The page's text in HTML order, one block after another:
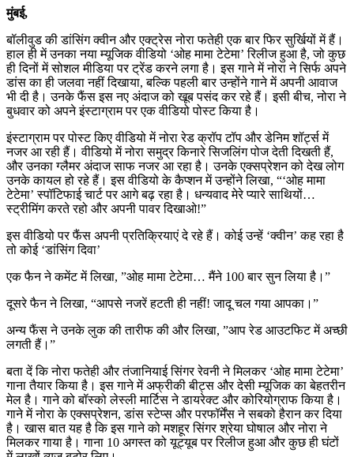
मुंबई,
बॉलीवुड की डांसिंग क्वीन और एक्ट्रेस नोरा फतेही एक बार फिर सुर्खियों में हैं।
हाल ही में उनका नया म्यूजिक वीडियो ‘ओह मामा टेटेमा’ रिलीज हुआ है, जो कुछ
ही दिनों में सोशल मीडिया पर ट्रेंड करने लगा है। इस गाने में नोरा ने सिर्फ अपने
डांस का ही जलवा नहीं दिखाया, बल्कि पहली बार उन्होंने गाने में अपनी आवाज
भी दी है। उनके फैंस इस नए अंदाज को खूब पसंद कर रहे हैं। इसी बीच, नोरा ने
बुधवार को अपने इंस्टाग्राम पर एक वीडियो पोस्ट किया है।
इंस्टाग्राम पर पोस्ट किए वीडियो में नोरा रेड क्रॉप टॉप और डेनिम शॉर्ट्स में
नजर आ रही हैं। वीडियो में नोरा समुद्र किनारे सिजलिंग पोज देती दिखती हैं,
और उनका ग्लैमर अंदाज साफ नजर आ रहा है। उनके एक्सप्रेशन को देख लोग
उनके कायल हो रहे हैं। इस वीडियो के कैप्शन में उन्होंने लिखा, “‘ओह मामा
टेटेमा’ स्पॉटिफाई चार्ट पर आगे बढ़ रहा है। धन्यवाद मेरे प्यारे साथियों…
स्ट्रीमिंग करते रहो और अपनी पावर दिखाओ!”
इस वीडियो पर फैंस अपनी प्रतिक्रियाएं दे रहे हैं। कोई उन्हें ‘क्वीन’ कह रहा है
तो कोई ‘डांसिंग दिवा’
एक फैन ने कमेंट में लिखा, ”ओह मामा टेटेमा… मैंने 100 बार सुन लिया है।”
दूसरे फैन ने लिखा, “आपसे नजरें हटती ही नहीं! जादू चल गया आपका।”
अन्य फैंस ने उनके लुक की तारीफ की और लिखा, ”आप रेड आउटफिट में अच्छी
लगती हैं।”
बता दें कि नोरा फतेही और तंजानियाई सिंगर रेवनी ने मिलकर ‘ओह मामा टेटेमा’
गाना तैयार किया है। इस गाने में अफ्रीकी बीट्स और देसी म्यूजिक का बेहतरीन
मेल है। गाने को बॉस्को लेस्ली मार्टिस ने डायरेक्ट और कोरियोग्राफ किया है।
गाने में नोरा के एक्सप्रेशन, डांस स्टेप्स और परफॉर्मेंस ने सबको हैरान कर दिया
है। खास बात यह है कि इस गाने को मशहूर सिंगर श्रेया घोषाल और नोरा ने
मिलकर गाया है। गाना 10 अगस्त को यूट्यूब पर रिलीज हुआ और कुछ ही घंटों